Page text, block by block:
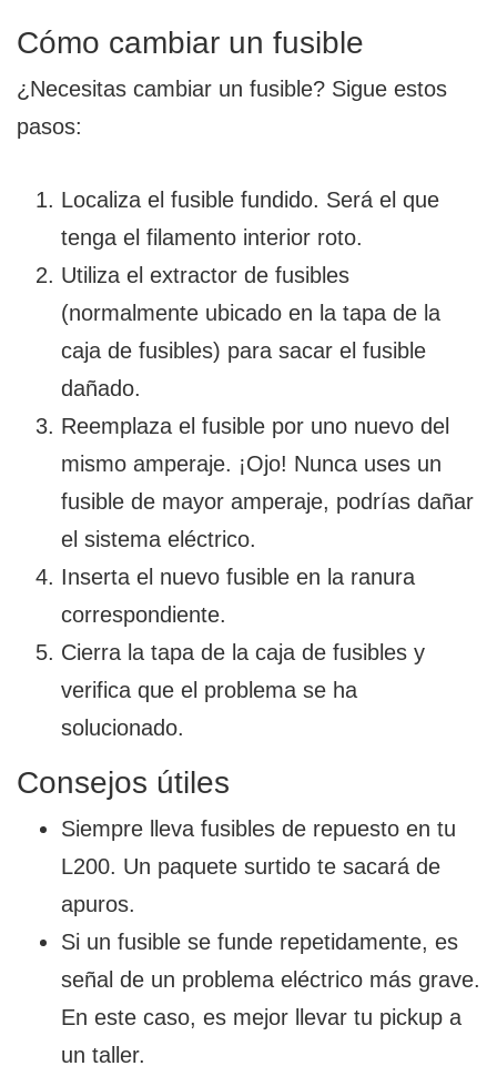
Cómo cambiar un fusible
¿Necesitas cambiar un fusible? Sigue estos
pasos:
Localiza el fusible fundido. Será el que
tenga el filamento interior roto.
Utiliza el extractor de fusibles
(normalmente ubicado en la tapa de la
caja de fusibles) para sacar el fusible
dañado.
Reemplaza el fusible por uno nuevo del
mismo amperaje. ¡Ojo! Nunca uses un
fusible de mayor amperaje, podrías dañar
el sistema eléctrico.
Inserta el nuevo fusible en la ranura
correspondiente.
Cierra la tapa de la caja de fusibles y
verifica que el problema se ha
solucionado.
Consejos útiles
Siempre lleva fusibles de repuesto en tu
L200. Un paquete surtido te sacará de
apuros.
Si un fusible se funde repetidamente, es
señal de un problema eléctrico más grave.
En este caso, es mejor llevar tu pickup a
un taller.